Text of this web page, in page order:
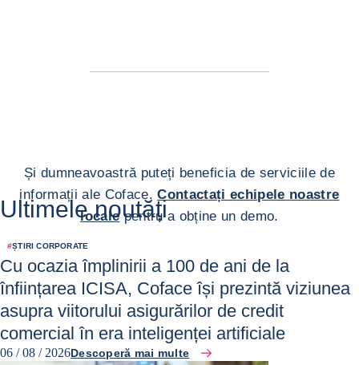
Și dumneavoastră puteți beneficia de serviciile de
informații ale Coface.Contactați echipele noastre
localepentru a obține un demo.
Ultimele noutăți
#ȘTIRI CORPORATE
Cu ocazia împlinirii a 100 de ani de la
înființarea ICISA, Coface își prezintă viziunea
asupra viitorului asigurărilor de credit
comercial în era inteligenței artificiale
06 / 08 / 2026Descoperă mai multe